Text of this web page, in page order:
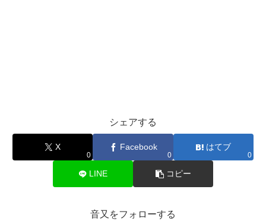
シェアする
X
0
Facebook
0
はてブ
0
LINE コピー
音又をフォローする